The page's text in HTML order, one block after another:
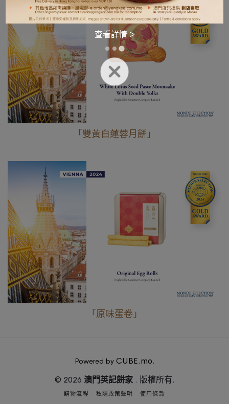
查看詳情 >
「雙黃白蓮蓉月餅」
「原味蛋卷」
Powered by CUBE.mo.
© 2026 澳門英記餅家 . 版權所有.
購物流程 私隱政策聲明 使用條款